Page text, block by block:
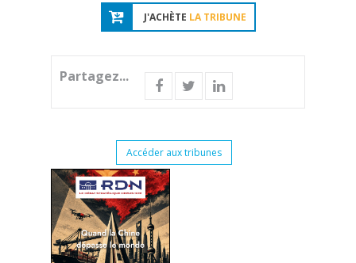
J'ACHÈTE LA TRIBUNE
Partagez...
Accéder aux tribunes